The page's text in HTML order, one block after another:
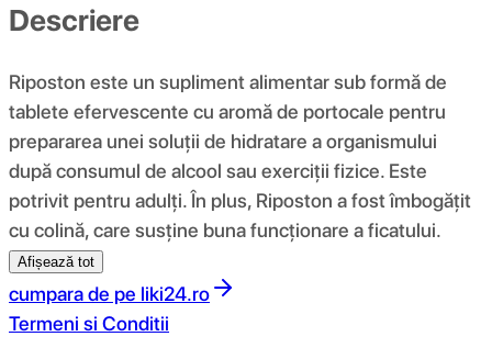
Descriere
Riposton este un supliment alimentar sub formă de
tablete efervescente cu aromă de portocale pentru
prepararea unei soluții de hidratare a organismului
după consumul de alcool sau exerciții fizice. Este
potrivit pentru adulți. În plus, Riposton a fost îmbogățit
cu colină, care susține buna funcționare a ficatului.
Afișează tot
cumpara de pe liki24.ro
Termeni si Conditii